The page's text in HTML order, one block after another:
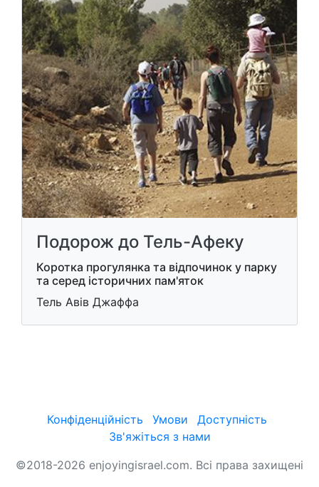
Подорож до Тель-Афеку
Коротка прогулянка та відпочинок у парку
та серед історичних пам'яток
Тель Авів Джаффа
Конфіденційність Умови
Доступність
Зв'яжіться з нами
©2018-2026 enjoyingisrael.com. Всі права захищені